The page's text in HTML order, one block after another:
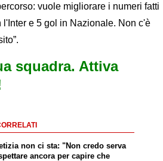
vuole migliorare i numeri fatti
e 5 gol in Nazionale. Non c'è
squadra. Attiva
non ci sta: "Non credo serva
ancora per capire che